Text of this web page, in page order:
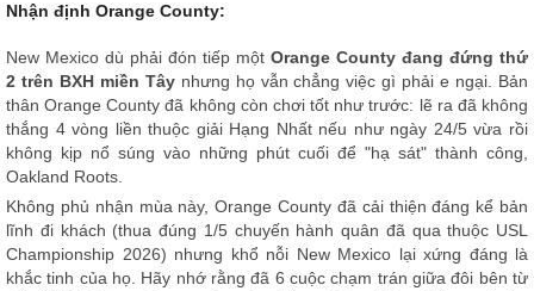
Nhận định Orange County:
New Mexico dù phải đón tiếp một Orange County đang đứng thứ
2 trên BXH miền Tâynhưng họ vẫn chẳng việc gì phải e ngại. Bản
thân Orange County đã không còn chơi tốt như trước: lẽ ra đã không
thắng 4 vòng liền thuộc giải Hạng Nhất nếu như ngày 24/5 vừa rồi
không kịp nổ súng vào những phút cuối để "hạ sát" thành công,
Oakland Roots.
Không phủ nhận mùa này, Orange County đã cải thiện đáng kể bản
lĩnh đi khách (thua đúng 1/5 chuyến hành quân đã qua thuộc USL
Championship 2026) nhưng khổ nỗi New Mexico lại xứng đáng là
khắc tinh của họ. Hãy nhớ rằng đã 6 cuộc chạm trán giữa đôi bên từ